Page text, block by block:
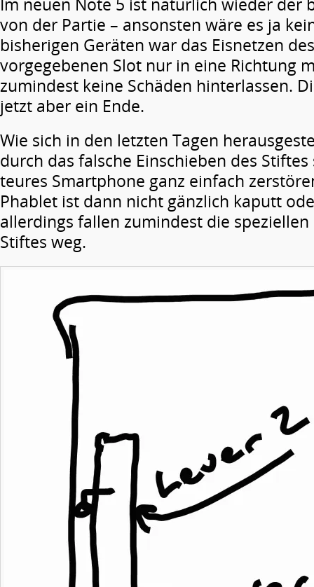
von der Partie – ansonsten wäre es ja
bisherigen Geräten war das Eisnetzen
vorgegebenen Slot nur in eine Richtung
zumindest keine Schäden hinterlassen.
jetzt aber ein Ende.
Wie sich in den letzten Tagen
durch das falsche Einschieben des
teures Smartphone ganz einfach
Phablet ist dann nicht gänzlich kaputt
allerdings fallen zumindest die
Stiftes weg.